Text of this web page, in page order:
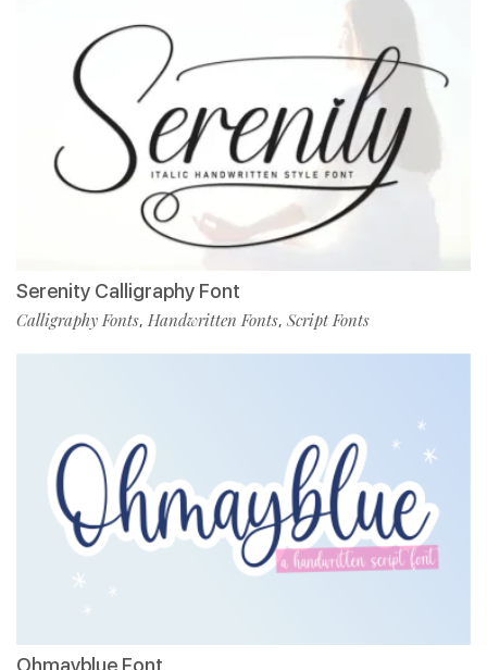
Serenity Calligraphy Font
Calligraphy Fonts, Handwritten Fonts, Script Fonts
Ohmayblue Font